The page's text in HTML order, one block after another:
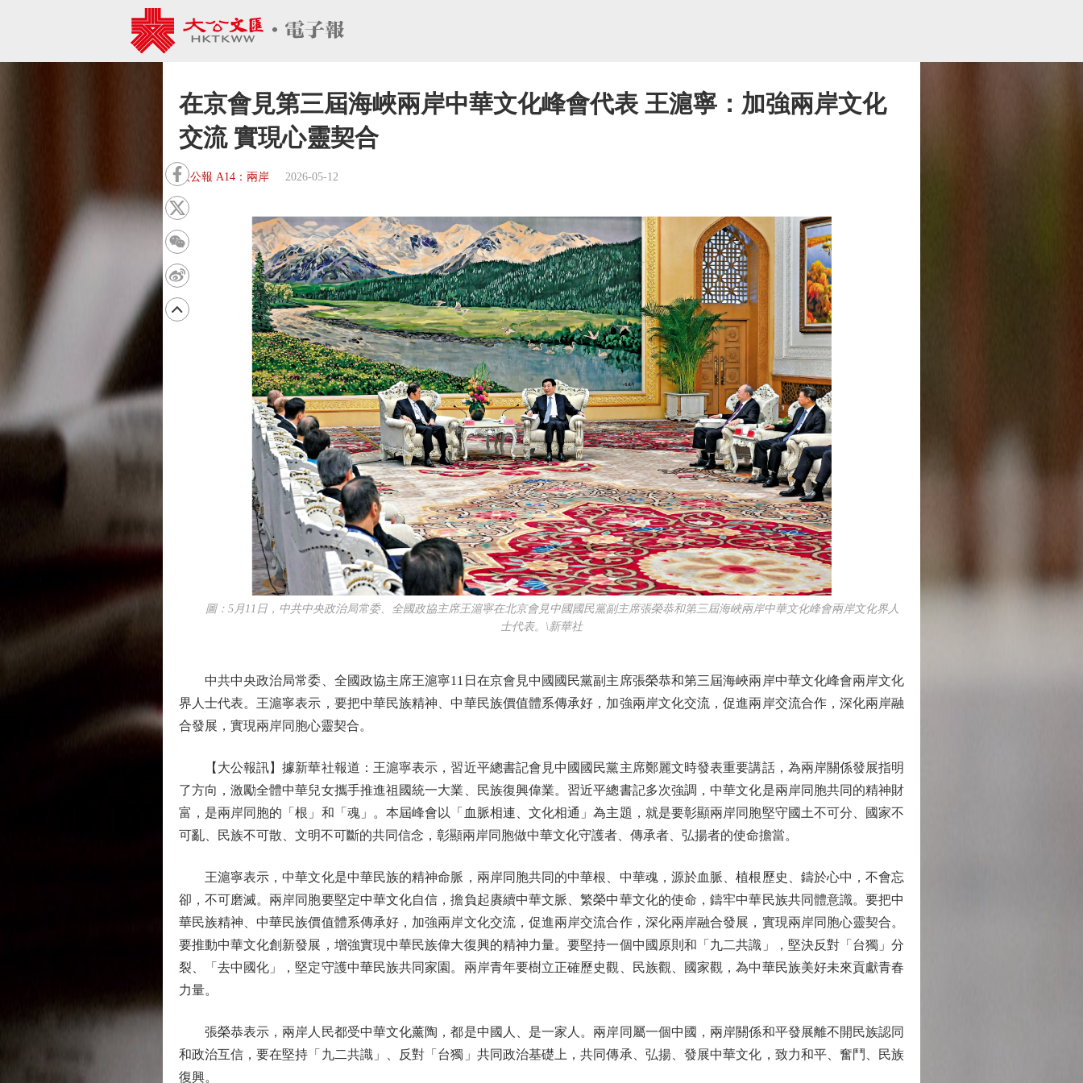
在京會見第三屆海峽兩岸中華文化峰會代表 王滬寧：加強兩岸文化
交流 實現心靈契合
大公報 A14：兩岸 2026-05-12
圖：5月11日，中共中央政治局常委、全國政協主席王滬寧在北京會見中國國民黨副主席張榮恭和第三屆海峽兩岸中華文化峰會兩岸文化界人
士代表。\新華社
中共中央政治局常委、全國政協主席王滬寧11日在京會見中國國民黨副主席張榮恭和第三屆海峽兩岸中華文化峰會兩岸文化
界人士代表。王滬寧表示，要把中華民族精神、中華民族價值體系傳承好，加強兩岸文化交流，促進兩岸交流合作，深化兩岸融
合發展，實現兩岸同胞心靈契合。
【大公報訊】據新華社報道：王滬寧表示，習近平總書記會見中國國民黨主席鄭麗文時發表重要講話，為兩岸關係發展指明
了方向，激勵全體中華兒女攜手推進祖國統一大業、民族復興偉業。習近平總書記多次強調，中華文化是兩岸同胞共同的精神財
富，是兩岸同胞的「根」和「魂」。本屆峰會以「血脈相連、文化相通」為主題，就是要彰顯兩岸同胞堅守國土不可分、國家不
可亂、民族不可散、文明不可斷的共同信念，彰顯兩岸同胞做中華文化守護者、傳承者、弘揚者的使命擔當。
王滬寧表示，中華文化是中華民族的精神命脈，兩岸同胞共同的中華根、中華魂，源於血脈、植根歷史、鑄於心中，不會忘
卻，不可磨滅。兩岸同胞要堅定中華文化自信，擔負起賡續中華文脈、繁榮中華文化的使命，鑄牢中華民族共同體意識。要把中
華民族精神、中華民族價值體系傳承好，加強兩岸文化交流，促進兩岸交流合作，深化兩岸融合發展，實現兩岸同胞心靈契合。
要推動中華文化創新發展，增強實現中華民族偉大復興的精神力量。要堅持一個中國原則和「九二共識」，堅決反對「台獨」分
裂、「去中國化」，堅定守護中華民族共同家園。兩岸青年要樹立正確歷史觀、民族觀、國家觀，為中華民族美好未來貢獻青春
力量。
張榮恭表示，兩岸人民都受中華文化薰陶，都是中國人、是一家人。兩岸同屬一個中國，兩岸關係和平發展離不開民族認同
和政治互信，要在堅持「九二共識」、反對「台獨」共同政治基礎上，共同傳承、弘揚、發展中華文化，致力和平、奮鬥、民族
復興。